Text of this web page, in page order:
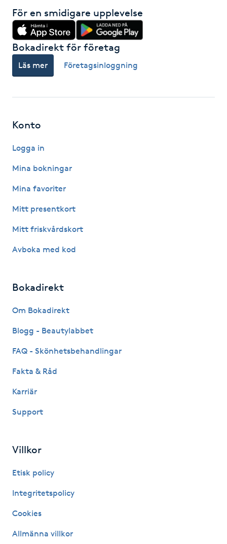
Hälsprickor
Idrottsmassage
IPL
Japansk massage
Katun fransar
Kinesiologi
Kiropraktik
Klangmassage
Klippning
Klippning & Slingor
Klippning ungdom
Koppningsmassage
För en smidigare upplevelse
Bokadirekt för företag
Läs mer Företagsinloggning
Konto
Logga in
Mina bokningar
Mina favoriter
Mitt presentkort
Mitt friskvårdskort
Avboka med kod
Bokadirekt
Om Bokadirekt
Blogg - Beautylabbet
FAQ - Skönhetsbehandlingar
Fakta & Råd
Karriär
Support
Villkor
Etisk policy
Integritetspolicy
Cookies
Allmänna villkor